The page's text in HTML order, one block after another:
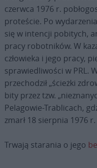
czerwca 1976 r.
proteście. Po
się w intencji pobitych,
pracy robotników. W
człowieka i jego pracy,
sprawiedliwości w PRL.
przechodził „ścieżki
bity przez tzw.
Pelagowie-Trablicach,
zmarł 18 sierpnia 1976 r.
Trwają starania o jego